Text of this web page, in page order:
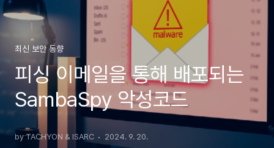
최신 보안 동향
피싱 이메일을 통해 배포되는
SambaSpy 악성코드
by TACHYON & ISARC 2024. 9. 20.